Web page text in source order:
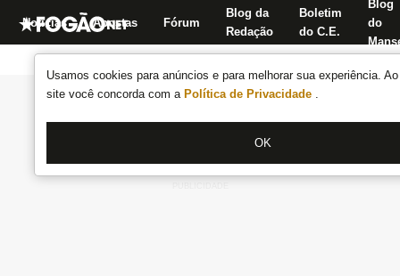
Usamos cookies para anúncios e para melhorar sua experiência.
site você concorda com a Política de Privacidade .
OK
Notícias Apostas Fórum
Blog da
Redação
Boletim
do C.E.
Blog
do